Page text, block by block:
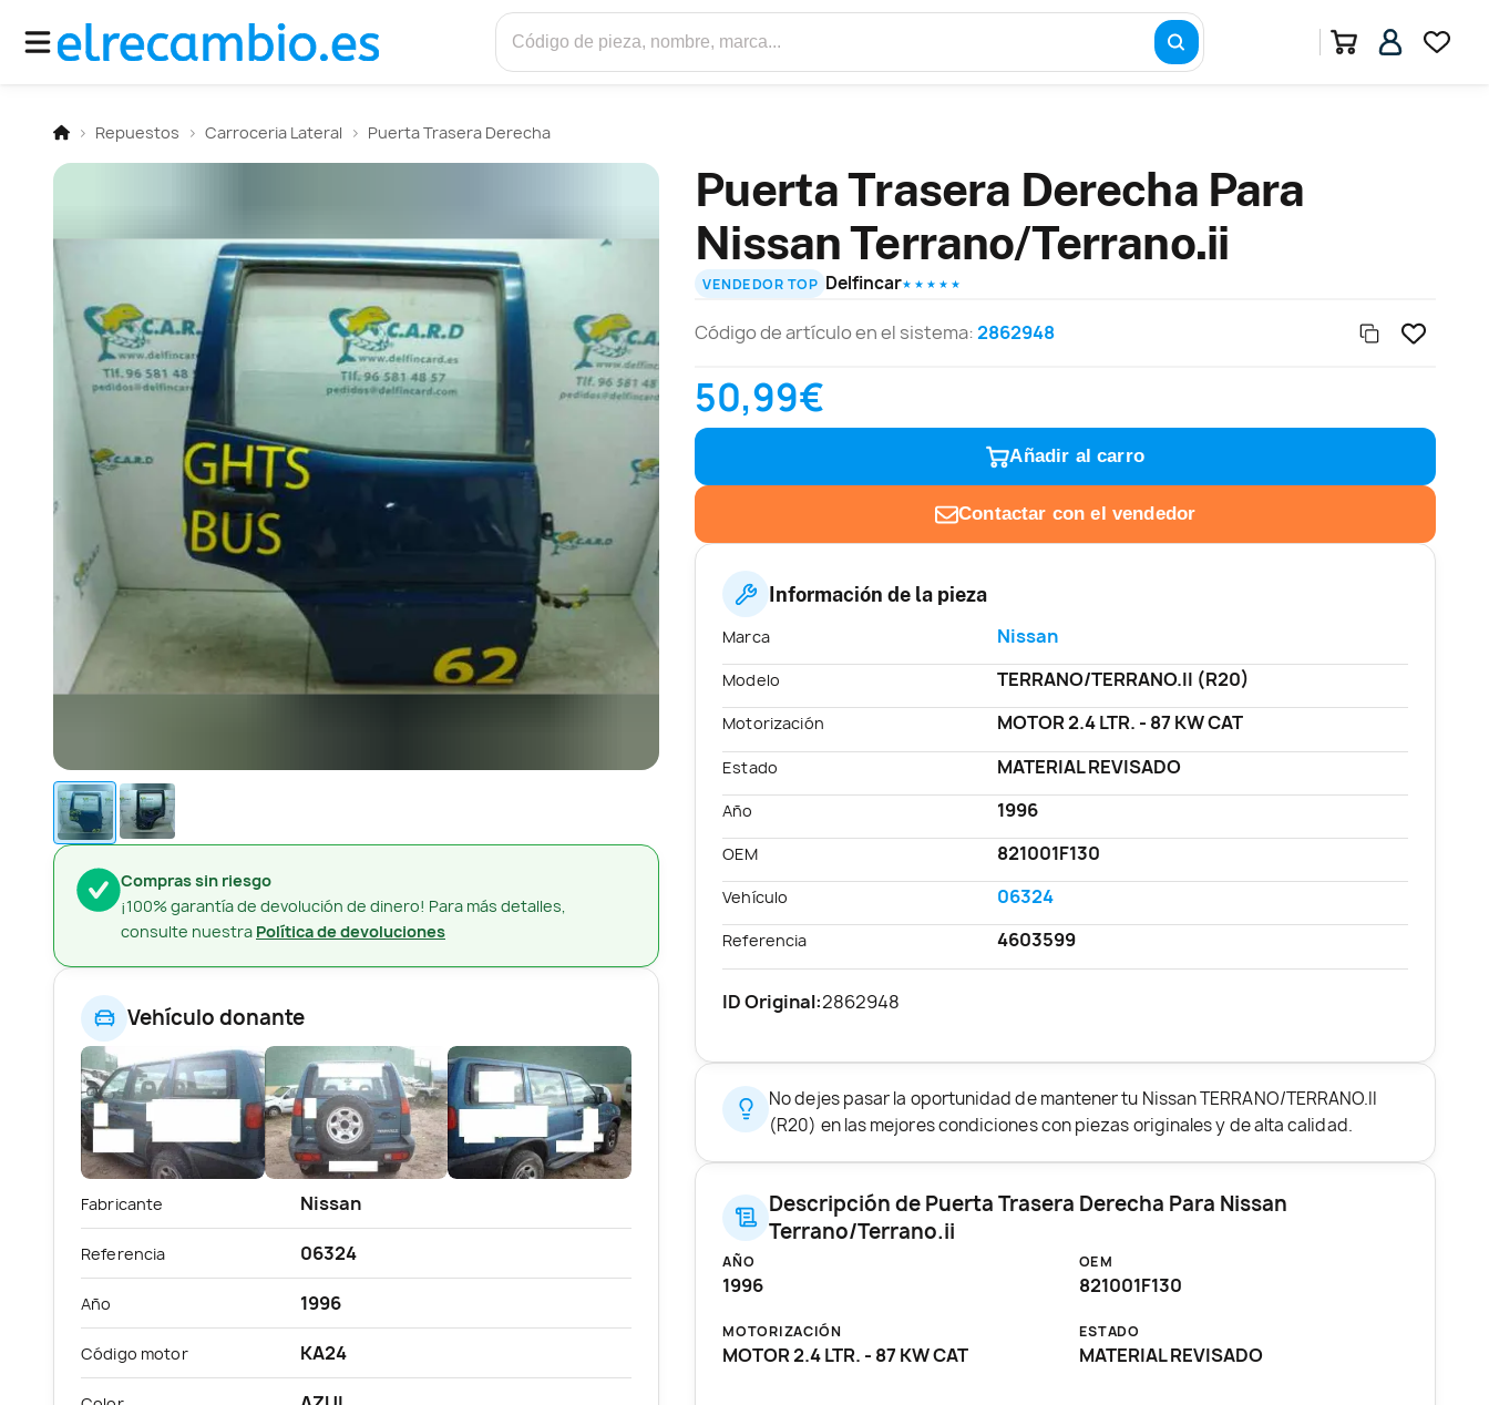
Repuestos Carroceria Lateral Puerta Trasera Derecha
Compras sin riesgo
¡100% garantía de devolución de dinero! Para más detalles,
consulte nuestra Política de devoluciones
Vehículo donante
Fabricante Nissan
Referencia 06324
Año 1996
Código motor KA24
Puerta Trasera Derecha Para
Nissan Terrano/Terrano.ii
VENDEDOR TOP Delfincar★ ★ ★ ★ ★
Código de artículo en el sistema:2862948
50,99€
Añadir al carro
Contactar con el vendedor
Información de la pieza
Marca Nissan
Modelo TERRANO/TERRANO.II (R20)
Motorización MOTOR 2.4 LTR. - 87 KW CAT
Estado MATERIAL REVISADO
Año 1996
OEM 821001F130
Vehículo 06324
Referencia 4603599
ID Original:2862948
No dejes pasar la oportunidad de mantener tu Nissan TERRANO/TERRANO.II
(R20) en las mejores condiciones con piezas originales y de alta calidad.
Descripción de Puerta Trasera Derecha Para Nissan
Terrano/Terrano.ii
AÑO
1996
OEM
821001F130
MOTORIZACIÓN
MOTOR 2.4 LTR. - 87 KW CAT
ESTADO
MATERIAL REVISADO